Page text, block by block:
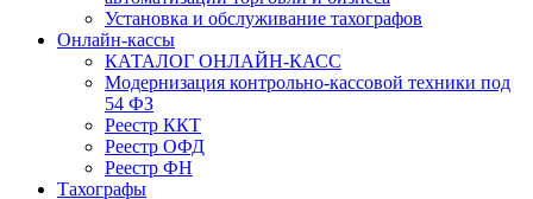
Установка и обслуживание тахографов
Онлайн-кассы
КАТАЛОГ ОНЛАЙН-КАСС
Модернизация контрольно-кассовой техники под
54 ФЗ
Реестр ККТ
Реестр ОФД
Реестр ФН
Тахографы